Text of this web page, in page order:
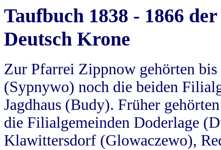
Taufbuch 1838 - 1866
Deutsch Krone
Zur Pfarrei Zippnow gehörten
(Sypnywo) noch die beiden
Jagdhaus (Budy). Früher
die Filialgemeinden Doderlage
Klawittersdorf (Glowaczewo),